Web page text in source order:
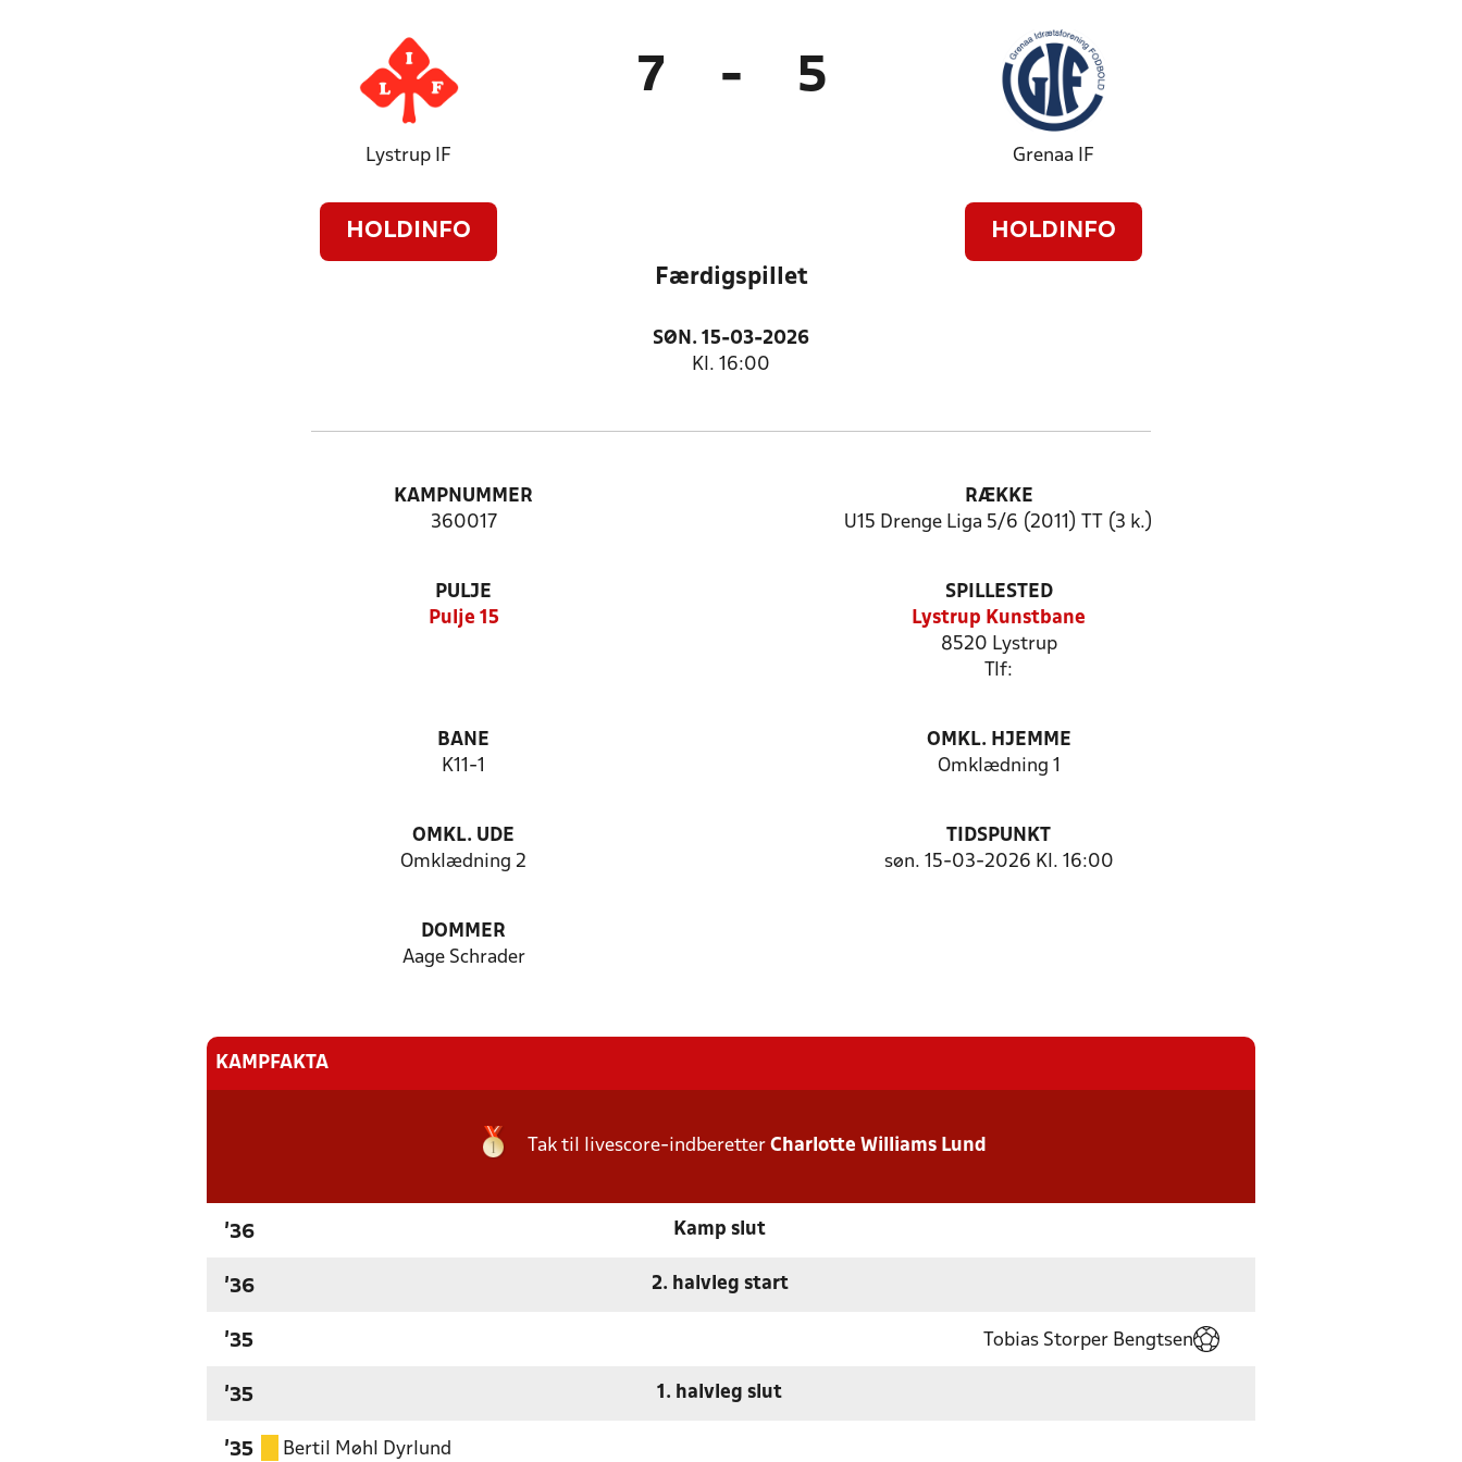
Lystrup IF
HOLDINFO
7 - 5
Grenaa IF
HOLDINFO
Færdigspillet
SØN. 15-03-2026
Kl. 16:00
KAMPNUMMER
360017
RÆKKE
U15 Drenge Liga 5/6 (2011) TT (3 k.)
PULJE
Pulje 15
SPILLESTED
Lystrup Kunstbane
8520 Lystrup
Tlf:
BANE
K11-1
OMKL. HJEMME
Omklædning 1
OMKL. UDE
Omklædning 2
TIDSPUNKT
søn. 15-03-2026 Kl. 16:00
DOMMER
Aage Schrader
KAMPFAKTA
Tak til livescore-indberetter Charlotte Williams Lund
'36 Kamp slut
'36 2. halvleg start
'35 Tobias Storper Bengtsen
'35 1. halvleg slut
'35 Bertil Møhl Dyrlund